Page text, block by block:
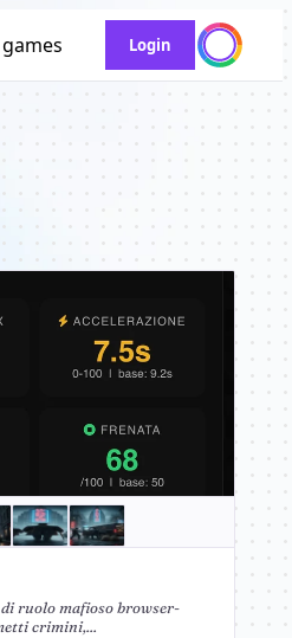
Login
ruolo mafioso browser-
crimini,...